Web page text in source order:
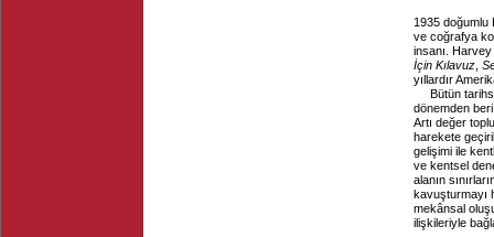
1935 doğumlu
ve coğrafya
insanı.
İçin Kılavuz
yıllardır
Bütün
dönemden beri
Artı değer
harekete
gelişimi ile
ve kentsel
alanın
kavuşturmayı
mekânsal
ilişkileriyle